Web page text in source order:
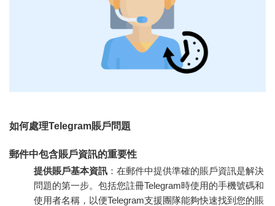
如何處理Telegram賬戶問題
郵件中包含賬戶資訊的重要性
提供賬戶基本資訊 ：在郵件中提供準確的賬戶資訊是解決
問題的第一步。包括您註冊Telegram時使用的手機號碼和
使用者名稱，以便Telegram支援團隊能夠快速找到您的賬